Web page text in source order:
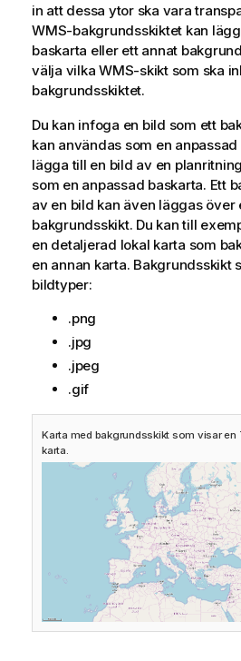
in att dessa ytor ska vara
WMS-bakgrundsskiktet kan
baskarta eller ett annat
välja vilka WMS-skikt som ska
bakgrundsskiktet.
Du kan infoga en bild som ett
kan användas som en anpassad
lägga till en bild av en
som en anpassad baskarta. Ett
av en bild kan även läggas över
bakgrundsskikt. Du kan till
en detaljerad lokal karta som
en annan karta. Bakgrundsskikt
bildtyper:
.png
.jpg
.jpeg
.gif
Karta med bakgrundsskikt som visar en
karta.